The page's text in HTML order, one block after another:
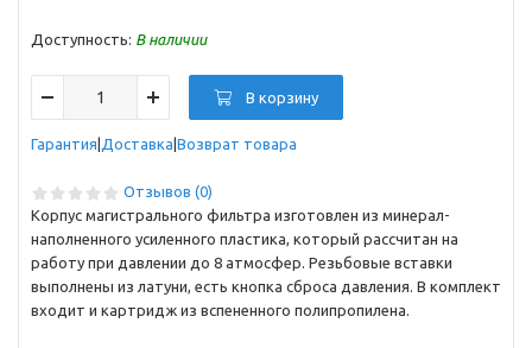
Доступность: В наличии
В корзину
Гарантия Доставка Возврат товара
Отзывов (0)
Корпус магистрального фильтра изготовлен из минерал-
наполненного усиленного пластика, который рассчитан на
работу при давлении до 8 атмосфер. Резьбовые вставки
выполнены из латуни, есть кнопка сброса давления. В комплект
входит и картридж из вспененного полипропилена.